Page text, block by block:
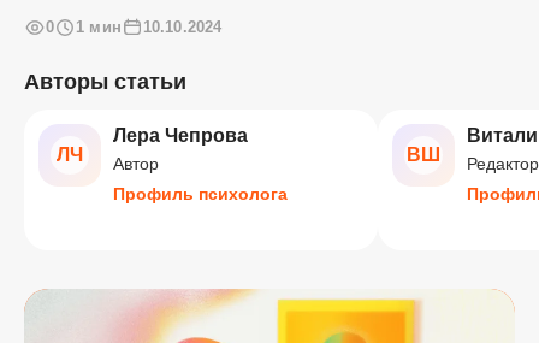
0 1 мин 10.10.2024
Авторы статьи
ЛЧ
Лера Чепрова
Автор
Профиль психолога
ВШ
Редактор